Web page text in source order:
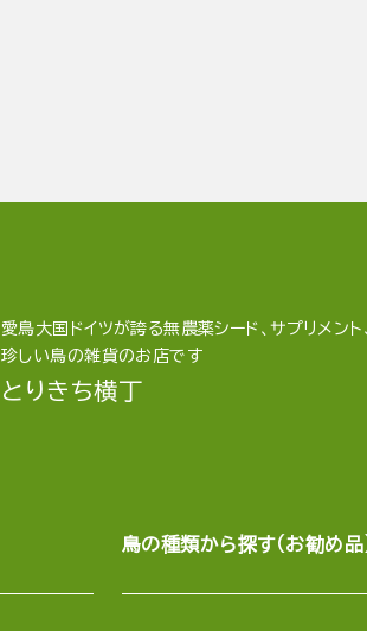
愛鳥大国ドイツが誇る無農薬シード、サプリメント
珍しい鳥の雑貨のお店です
とりきち横丁
鳥の種類から探す（お勧め品